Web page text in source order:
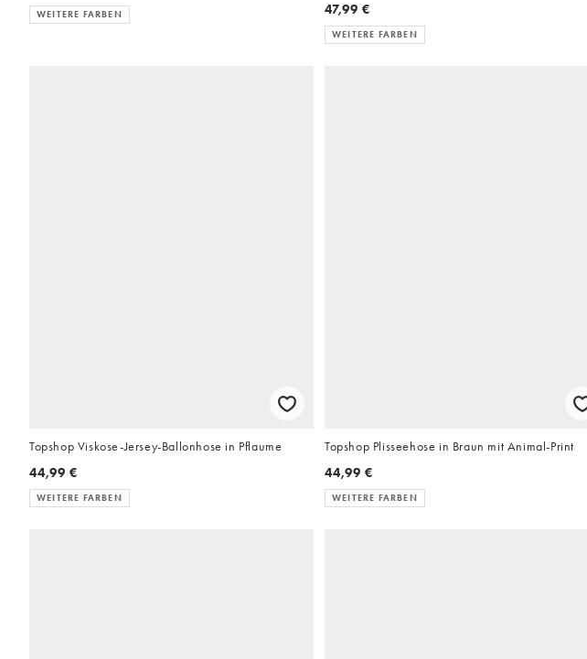
WEITERE FARBEN
47,99 €
WEITERE FARBEN
Topshop Viskose-Jersey-Ballonhose in Pflaume
44,99 €
WEITERE FARBEN
Topshop Plisseehose in Braun mit Animal-Print
44,99 €
WEITERE FARBEN